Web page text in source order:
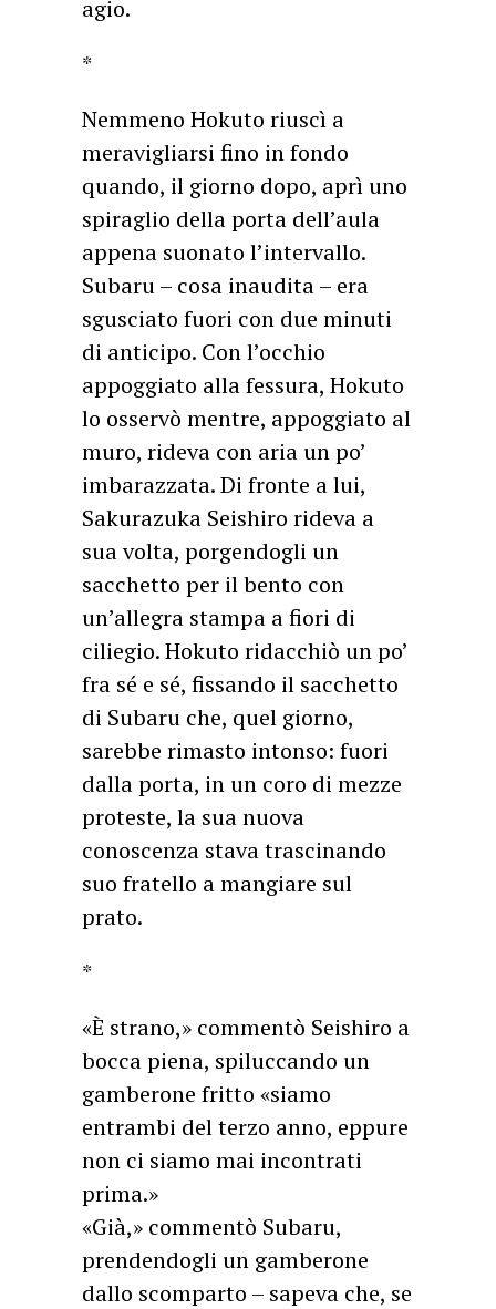
agio.
*
Nemmeno Hokuto riuscì a
meravigliarsi fino in fondo
quando, il giorno dopo, aprì uno
spiraglio della porta dell’aula
appena suonato l’intervallo.
Subaru – cosa inaudita – era
sgusciato fuori con due minuti
di anticipo. Con l’occhio
appoggiato alla fessura, Hokuto
lo osservò mentre, appoggiato al
muro, rideva con aria un po’
imbarazzata. Di fronte a lui,
Sakurazuka Seishiro rideva a
sua volta, porgendogli un
sacchetto per il bento con
un’allegra stampa a fiori di
ciliegio. Hokuto ridacchiò un po’
fra sé e sé, fissando il sacchetto
di Subaru che, quel giorno,
sarebbe rimasto intonso: fuori
dalla porta, in un coro di mezze
proteste, la sua nuova
conoscenza stava trascinando
suo fratello a mangiare sul
prato.
*
«È strano,» commentò Seishiro a
bocca piena, spiluccando un
gamberone fritto «siamo
entrambi del terzo anno, eppure
non ci siamo mai incontrati
prima.»
«Già,» commentò Subaru,
prendendogli un gamberone
dallo scomparto – sapeva che, se